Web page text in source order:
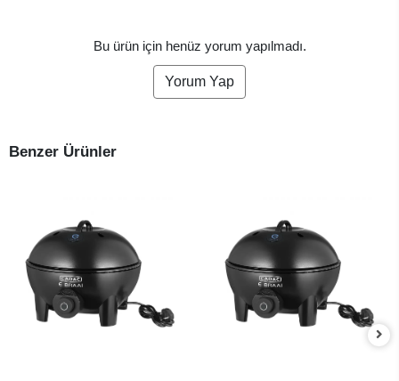
Bu ürün için henüz yorum yapılmadı.
Yorum Yap
Benzer Ürünler